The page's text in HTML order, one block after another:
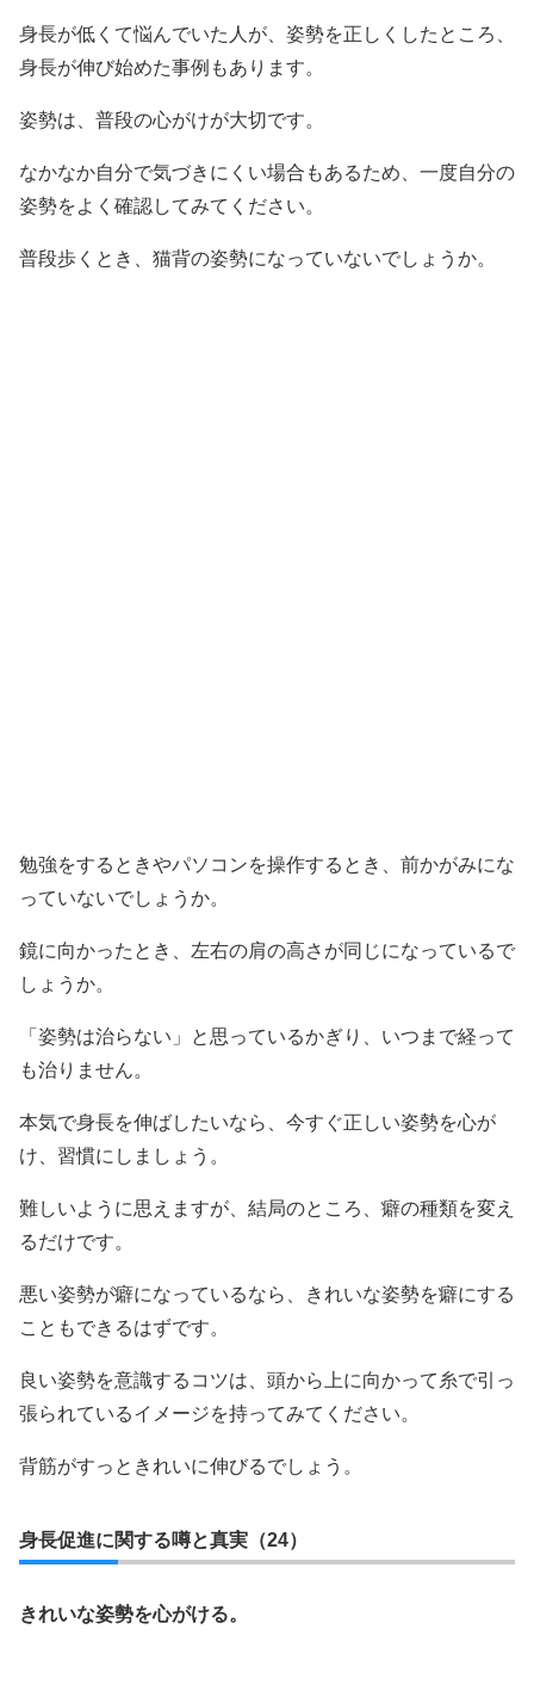
身長が低くて悩んでいた人が、姿勢を正しくしたところ、
身長が伸び始めた事例もあります。
姿勢は、普段の心がけが大切です。
なかなか自分で気づきにくい場合もあるため、一度自分の
姿勢をよく確認してみてください。
普段歩くとき、猫背の姿勢になっていないでしょうか。
勉強をするときやパソコンを操作するとき、前かがみにな
っていないでしょうか。
鏡に向かったとき、左右の肩の高さが同じになっているで
しょうか。
「姿勢は治らない」と思っているかぎり、いつまで経って
も治りません。
本気で身長を伸ばしたいなら、今すぐ正しい姿勢を心が
け、習慣にしましょう。
難しいように思えますが、結局のところ、癖の種類を変え
るだけです。
悪い姿勢が癖になっているなら、きれいな姿勢を癖にする
こともできるはずです。
良い姿勢を意識するコツは、頭から上に向かって糸で引っ
張られているイメージを持ってみてください。
背筋がすっときれいに伸びるでしょう。
身長促進に関する噂と真実（24）
きれいな姿勢を心がける。